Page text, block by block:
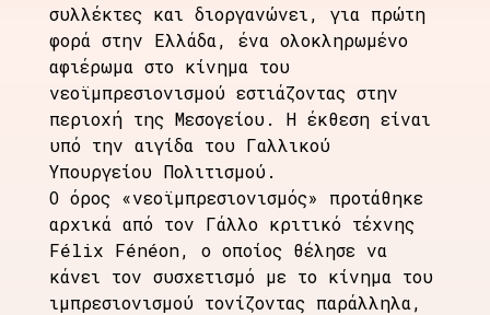
συλλέκτες και διοργανώνει, για πρώτη
φορά στην Ελλάδα, ένα ολοκληρωμένο
αφιέρωμα στο κίνημα του
νεοϊμπρεσιονισμού εστιάζοντας στην
περιοχή της Μεσογείου. Η έκθεση είναι
υπό την αιγίδα του Γαλλικού
Υπουργείου Πολιτισμού.
Ο όρος «νεοϊμπρεσιονισμός» προτάθηκε
αρχικά από τον Γάλλο κριτικό τέχνης
Félix Fénéon, ο οποίος θέλησε να
κάνει τον συσχετισμό με το κίνημα του
ιμπρεσιονισμού τονίζοντας παράλληλα,